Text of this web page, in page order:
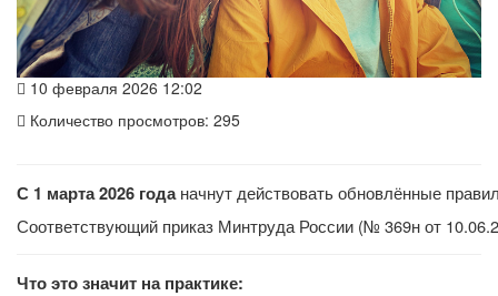
10 февраля 2026 12:02
Количество просмотров: 295
С 1 марта 2026 годаначнут действовать обновлённые
Соответствующий приказ Минтруда России (№ 369н от
Что это значит на практике: